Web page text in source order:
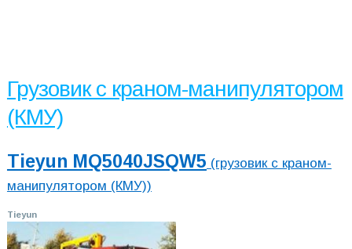
Грузовик с краном-манипулятором
(КМУ)
Tieyun MQ5040JSQW5 (грузовик с краном-
манипулятором (КМУ))
Tieyun